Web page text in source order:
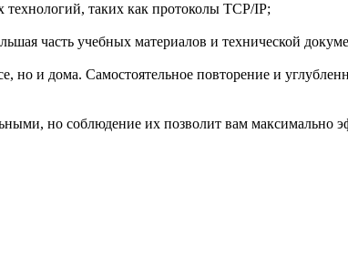
таких как протоколы TCP/IP;
часть учебных материалов и технической
но и дома. Самостоятельное повторение и
но соблюдение их позволит вам максимально